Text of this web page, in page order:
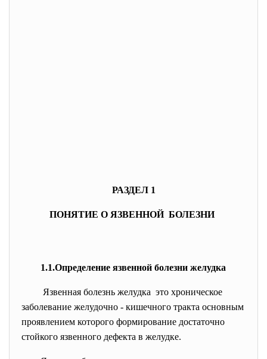
РАЗДЕЛ 1
ПОНЯТИЕ О ЯЗВЕННОЙ БОЛЕЗНИ
1.1.Определение язвенной болезни желудка
Язвенная болезнь желудка это хроническое
заболевание желудочно - кишечного тракта основным
проявлением которого формирование достаточно
стойкого язвенного дефекта в желудке.